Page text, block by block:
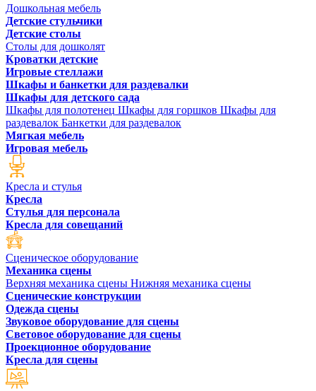
Дошкольная мебель
Детские стульчики
Детские столы
Столы для дошколят
Кроватки детские
Игровые стеллажи
Шкафы и банкетки для раздевалки
Шкафы для детского сада
Шкафы для полотенец Шкафы для горшков Шкафы для
раздевалок Банкетки для раздевалок
Мягкая мебель
Игровая мебель
Кресла и стулья
Кресла
Стулья для персонала
Кресла для совещаний
Сценическое оборудование
Механика сцены
Верхняя механика сцены Нижняя механика сцены
Сценические конструкции
Одежда сцены
Звуковое оборудование для сцены
Световое оборудование для сцены
Проекционное оборудование
Кресла для сцены